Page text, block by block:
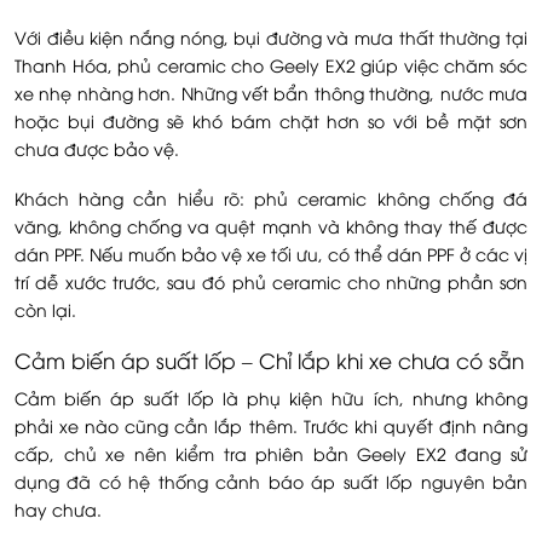
Với điều kiện nắng nóng, bụi đường và mưa thất thường tại
Thanh Hóa, phủ ceramic cho Geely EX2 giúp việc chăm sóc
xe nhẹ nhàng hơn. Những vết bẩn thông thường, nước mưa
hoặc bụi đường sẽ khó bám chặt hơn so với bề mặt sơn
chưa được bảo vệ.
Khách hàng cần hiểu rõ: phủ ceramic không chống đá
văng, không chống va quệt mạnh và không thay thế được
dán PPF. Nếu muốn bảo vệ xe tối ưu, có thể dán PPF ở các vị
trí dễ xước trước, sau đó phủ ceramic cho những phần sơn
còn lại.
Cảm biến áp suất lốp – Chỉ lắp khi xe chưa có sẵn
Cảm biến áp suất lốp là phụ kiện hữu ích, nhưng không
phải xe nào cũng cần lắp thêm. Trước khi quyết định nâng
cấp, chủ xe nên kiểm tra phiên bản Geely EX2 đang sử
dụng đã có hệ thống cảnh báo áp suất lốp nguyên bản
hay chưa.